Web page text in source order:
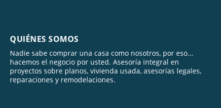
QUIÉNES SOMOS
Nadie sabe comprar una casa como nosotros, por eso...
hacemos el negocio por usted. Asesoría integral en
proyectos sobre planos, vivienda usada, asesorías legales,
reparaciones y remodelaciones.